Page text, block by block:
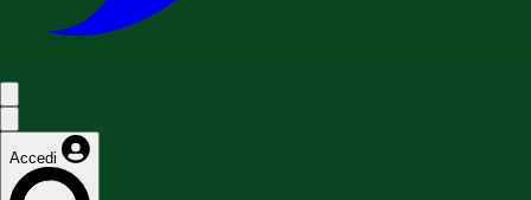
Accedi